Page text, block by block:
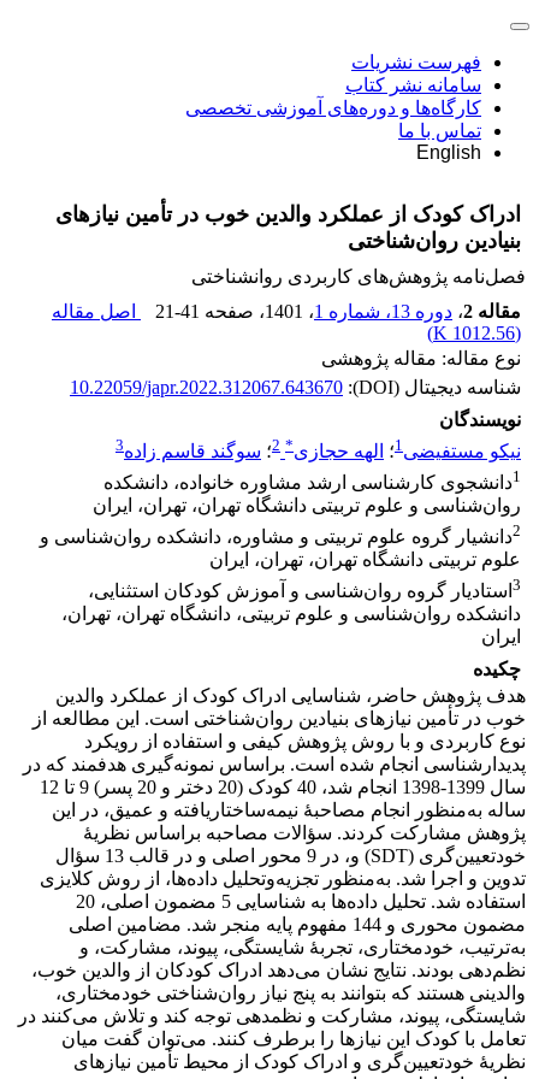
فهرست نشریات
سامانه نشر کتاب
کارگاه‌ها و دوره‌های آموزشی تخصصی
تماس با ما
English
ادراک کودک از عملکرد والدین خوب در تأمین نیازهای
بنیادین روان‌شناختی
فصل‌نامه پژوهش‌های کاربردی روانشناختی
مقاله 2
، دوره 13، شماره 1 ، 1401 ، صفحه 21-41
اصل مقاله
(
1012.56 K
)
نوع مقاله: مقاله پژوهشی
شناسه دیجیتال (DOI):
10.22059/japr.2022.312067.643670
نویسندگان
نیکو مستفیضی1؛ الهه حجازی*
2؛ سوگند قاسم زاده3
1دانشجوی کارشناسی ارشد مشاوره خانواده، دانشکده
روان‌شناسی و علوم تربیتی دانشگاه تهران، تهران، ایران
2دانشیار گروه علوم تربیتی و مشاوره، دانشکده روان‌شناسی و
علوم تربیتی دانشگاه تهران، تهران، ایران
3 استادیار گروه روان‌شناسی و آموزش کودکان استثنایی،
دانشکده روان‌شناسی و علوم تربیتی، دانشگاه تهران، تهران،
ایران
چکیده
هدف پژوهش حاضر، شناسایی ادراک کودک از عملکرد والدین
خوب در تأمین نیازهای بنیادین روان‌شناختی است. این مطالعه از
نوع کاربردی و با روش پژوهش کیفی و استفاده از رویکرد
پدیدارشناسی انجام شده است. براساس نمونه‌گیری هدفمند که در
سال 1399-1398 انجام شد، 40 کودک (20 دختر و 20 پسر) 9 تا 12
ساله به‌منظور انجام مصاحبۀ نیمه‌ساختاریافته و عمیق، در این
پژوهش مشارکت کردند. سؤالات مصاحبه براساس نظریۀ
خودتعیین‌گری (SDT) و، در 9 محور اصلی و در قالب 13 سؤال
تدوین و اجرا شد. به‌منظور تجزیه‌وتحلیل داده‌ها، از روش کلایزی
استفاده شد. تحلیل داده‌ها به شناسایی 5 مضمون اصلی، 20
مضمون محوری و 144 مفهوم پایه منجر شد. مضامین اصلی
به‌ترتیب، خودمختاری، تجربۀ شایستگی، پیوند، مشارکت، و
نظم‌دهی بودند. نتایج نشان می‌دهد ادراک کودکان از والدین خوب،
والدینی هستند که بتوانند به پنج نیاز روان‌شناختی خودمختاری،
شایستگی، پیوند، مشارکت و نظمدهی توجه کند و تلاش می‌کنند در
تعامل با کودک این نیازها را برطرف کنند. می‌توان گفت میان
نظریۀ خودتعیین‌گری و ادراک کودک از محیط تأمین نیازهای